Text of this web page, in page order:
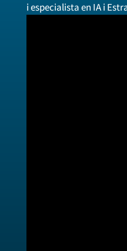
i especialista en IA i